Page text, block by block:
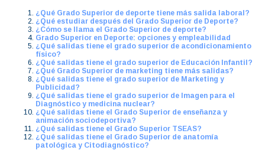
¿Qué Grado Superior de deporte tiene más salida laboral?
¿Qué estudiar después del Grado Superior de Deporte?
¿Cómo se llama el Grado Superior de deporte?
Grado Superior en Deporte: opciones y empleabilidad
¿Qué salidas tiene el grado superior de acondicionamiento
físico?
¿Qué salidas tiene el grado superior de Educación Infantil?
¿Qué Grado Superior de marketing tiene más salidas?
¿Qué salidas tiene el grado superior de Marketing y
Publicidad?
¿Qué salidas tiene el grado superior de Imagen para el
Diagnóstico y medicina nuclear?
¿Qué salidas tiene el Grado Superior de enseñanza y
animación sociodeportiva?
¿Qué salidas tiene el Grado Superior TSEAS?
¿Qué salidas tiene el Grado Superior de anatomía
patológica y Citodiagnóstico?